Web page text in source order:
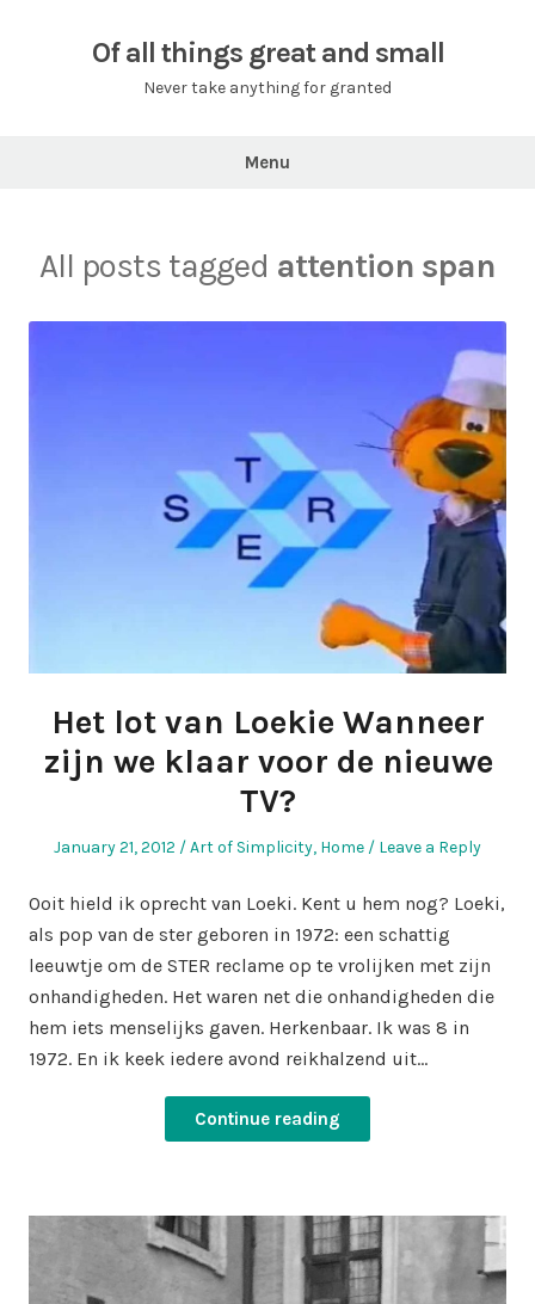
Of all things great and small
Never take anything for granted
Menu
All posts tagged attention span
Het lot van Loekie Wanneer
zijn we klaar voor de nieuwe
TV?
Posted
January 21, 2012
Posted
Art of Simplicity, Home Leave a Reply
Ooit hield ik oprecht van Loeki. Kent u hem nog? Loeki,
als pop van de ster geboren in 1972: een schattig
leeuwtje om de STER reclame op te vrolijken met zijn
onhandigheden. Het waren net die onhandigheden die
hem iets menselijks gaven. Herkenbaar. Ik was 8 in
1972. En ik keek iedere avond reikhalzend uit…
Continue reading